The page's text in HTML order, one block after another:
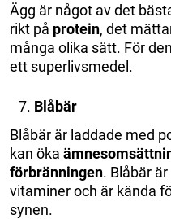
Ägg är något av det
rikt på protein, det
många olika sätt. För
ett superlivsmedel.
Blåbär
Blåbär är laddade med
kan öka
förbränningen. Blåbär
vitaminer och är kända
synen.